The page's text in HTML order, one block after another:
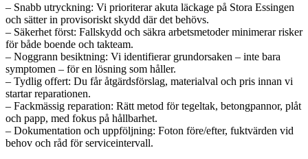
– Snabb utryckning: Vi prioriterar akuta läckage på Stora Essingen
och sätter in provisoriskt skydd där det behövs.
– Säkerhet först: Fallskydd och säkra arbetsmetoder minimerar risker
för både boende och takteam.
– Noggrann besiktning: Vi identifierar grundorsaken – inte bara
symptomen – för en lösning som håller.
– Tydlig offert: Du får åtgärdsförslag, materialval och pris innan vi
startar reparationen.
– Fackmässig reparation: Rätt metod för tegeltak, betongpannor, plåt
och papp, med fokus på hållbarhet.
– Dokumentation och uppföljning: Foton före/efter, fuktvärden vid
behov och råd för serviceintervall.